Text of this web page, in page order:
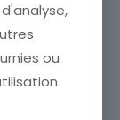
FANTAISIE
ou